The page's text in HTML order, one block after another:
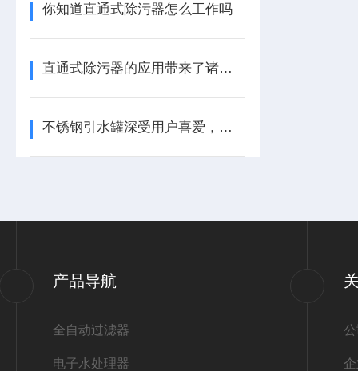
你知道直通式除污器怎么工作吗
直通式除污器的应用带来了诸多好处
不锈钢引水罐深受用户喜爱，它有什么功能？
产品导航
全自动过滤器
电子水处理器